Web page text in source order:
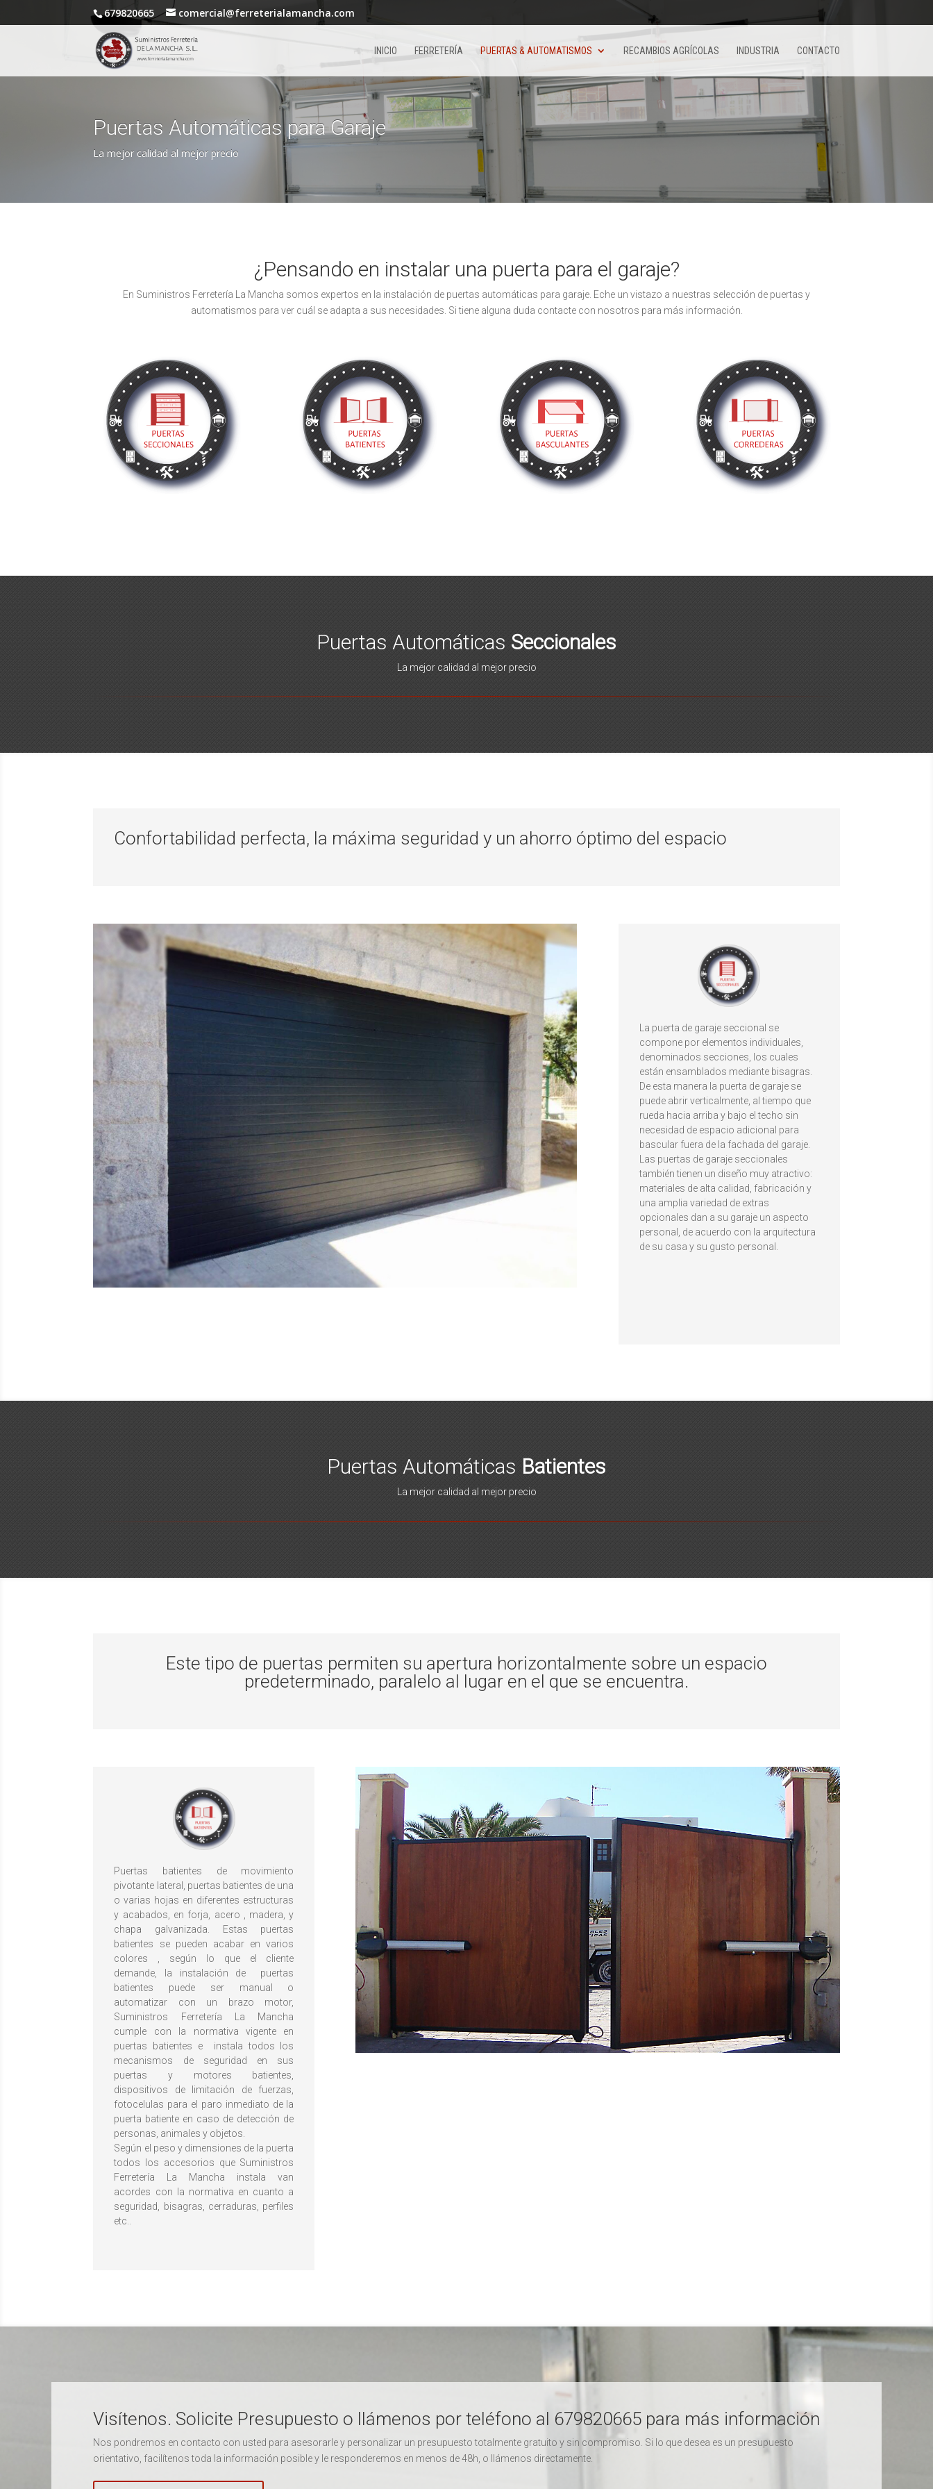
679820665 comercial@ferreterialamancha.com
INICIO FERRETERÍA PUERTAS & AUTOMATISMOS RECAMBIOS AGRÍCOLAS INDUSTRIA CONTACTO
Puertas Automáticas para Garaje
La mejor calidad al mejor precio
¿Pensando en instalar una puerta para el garaje?
En Suministros Ferretería La Mancha somos expertos en la instalación de puertas automáticas para garaje. Eche un vistazo a nuestras selección de puertas y
automatismos para ver cuál se adapta a sus necesidades. Si tiene alguna duda contacte con nosotros para más información.
Puertas Automáticas Seccionales
La mejor calidad al mejor precio
Confortabilidad perfecta, la máxima seguridad y un ahorro óptimo del espacio
La puerta de garaje seccional se
compone por elementos individuales,
denominados secciones, los cuales
están ensamblados mediante bisagras.
De esta manera la puerta de garaje se
puede abrir verticalmente, al tiempo que
rueda hacia arriba y bajo el techo sin
necesidad de espacio adicional para
bascular fuera de la fachada del garaje.
Las puertas de garaje seccionales
también tienen un diseño muy atractivo:
materiales de alta calidad, fabricación y
una amplia variedad de extras
opcionales dan a su garaje un aspecto
personal, de acuerdo con la arquitectura
de su casa y su gusto personal.
Puertas Automáticas Batientes
La mejor calidad al mejor precio
Este tipo de puertas permiten su apertura horizontalmente sobre un espacio
predeterminado, paralelo al lugar en el que se encuentra.
Puertas batientes de movimiento
pivotante lateral, puertas batientes de una
o varias hojas en diferentes estructuras
y acabados, en forja, acero , madera, y
chapa galvanizada. Estas puertas
batientes se pueden acabar en varios
colores , según lo que el cliente
demande, la instalación de puertas
batientes puede ser manual o
automatizar con un brazo motor,
Suministros Ferretería La Mancha
cumple con la normativa vigente en
puertas batientes e instala todos los
mecanismos de seguridad en sus
puertas y motores batientes,
dispositivos de limitación de fuerzas,
fotocelulas para el paro inmediato de la
puerta batiente en caso de detección de
personas, animales y objetos.
Según el peso y dimensiones de la puerta
todos los accesorios que Suministros
Ferretería La Mancha instala van
acordes con la normativa en cuanto a
seguridad, bisagras, cerraduras, perfiles
etc..
Visítenos. Solicite Presupuesto o llámenos por teléfono al 679820665 para más información
Nos pondremos en contacto con usted para asesorarle y personalizar un presupuesto totalmente gratuito y sin compromiso. Si lo que desea es un presupuesto
orientativo, facilítenos toda la información posible y le responderemos en menos de 48h, o llámenos directamente.